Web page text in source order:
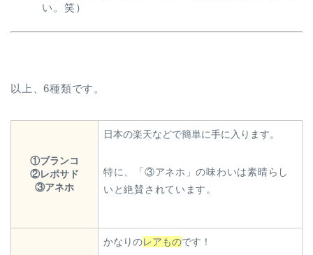
い。笑）
以上、6種類です。
①ブランコ
②レポサド
③アネホ
日本の楽天などで簡単に手に入ります。
特に、「③アネホ」の味わいは素晴らし
いと絶賛されています。
かなりのレアものです！